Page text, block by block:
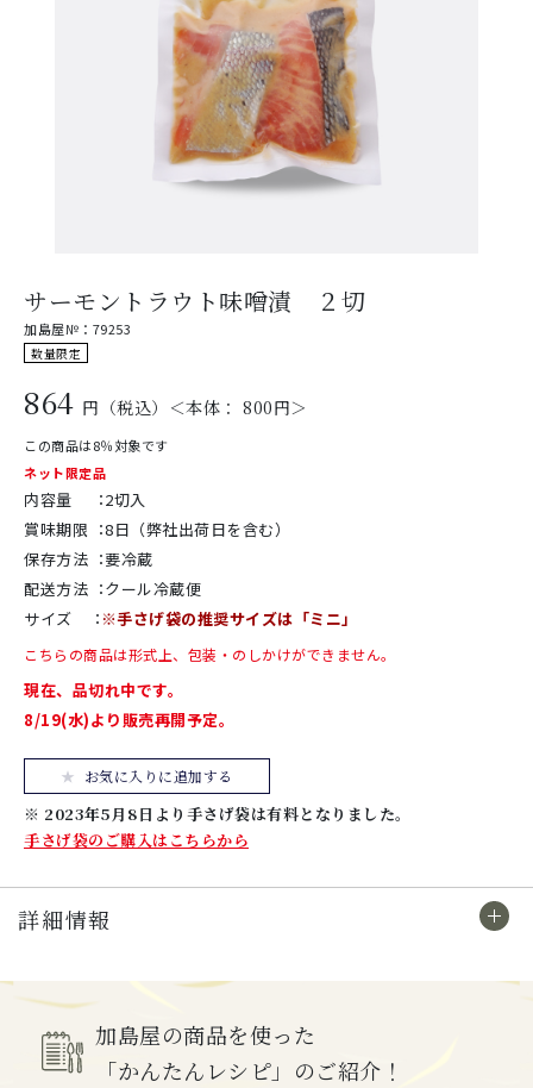
サーモントラウト味噌漬 ２切
加島屋№：79253
数量限定
864 円（税込）＜本体： 800円＞
この商品は8％対象です
ネット限定品
内容量 ：2切入
賞味期限 ：8日（弊社出荷日を含む）
保存方法 ：要冷蔵
配送方法 ：クール冷蔵便
サイズ
：※手さげ袋の推奨サイズは「ミニ」
こちらの商品は形式上、包装・のしかけができません。
現在、品切れ中です。
8/19(水)より販売再開予定。
お気に入りに追加する
※ 2023年5月8日より手さげ袋は有料となりました。
手さげ袋のご購入はこちらから
詳細情報
加島屋の商品を使った
「かんたんレシピ」のご紹介！